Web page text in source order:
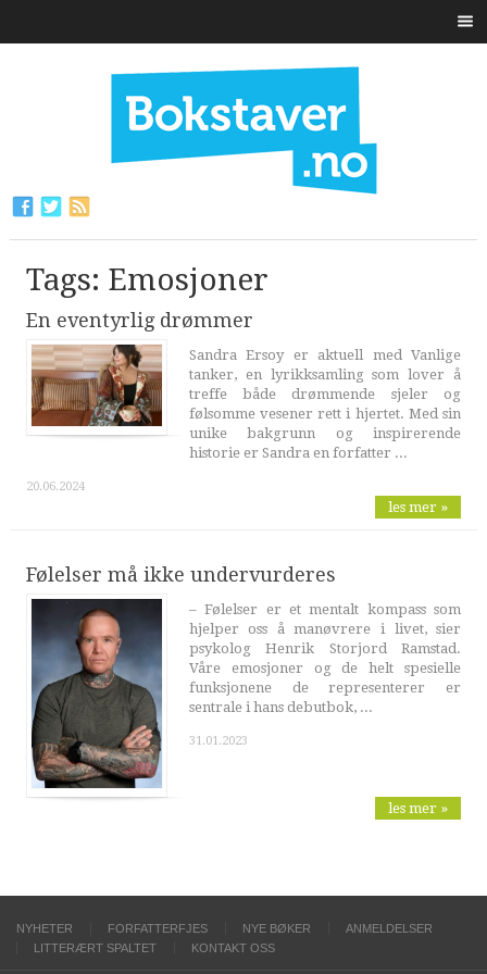
Tags: Emosjoner
En eventyrlig drømmer
Sandra Ersoy er aktuell med Vanlige
tanker, en lyrikksamling som lover å
treffe både drømmende sjeler og
følsomme vesener rett i hjertet. Med sin
unike bakgrunn og inspirerende
historie er Sandra en forfatter ...
20.06.2024
les mer »
Følelser må ikke undervurderes
– Følelser er et mentalt kompass som
hjelper oss å manøvrere i livet, sier
psykolog Henrik Storjord Ramstad.
Våre emosjoner og de helt spesielle
funksjonene de representerer er
sentrale i hans debutbok, ...
31.01.2023
les mer »
NYHETER FORFATTERFJES NYE BØKER
ANMELDELSER
LITTERÆRT SPALTET
KONTAKT OSS